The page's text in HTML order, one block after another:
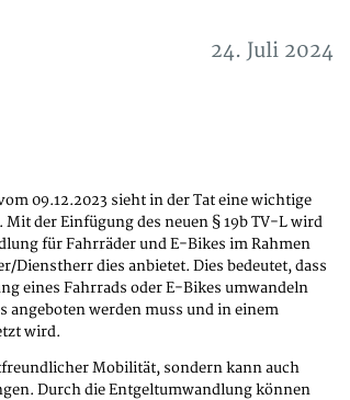
24. Juli 2024
09.12.2023 sieht in der Tat eine wichtige
der Einfügung des neuen § 19b TV-L wird
für Fahrräder und E-Bikes im Rahmen
dies anbietet. Dies bedeutet, dass
eines Fahrrads oder E-Bikes umwandeln
angeboten werden muss und in einem
wird.
Mobilität, sondern kann auch
Durch die Entgeltumwandlung können